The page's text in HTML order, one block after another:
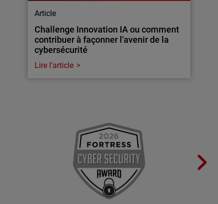
Article
Challenge Innovation IA ou comment
contribuer à façonner l'avenir de la
cybersécurité
Lire l'article